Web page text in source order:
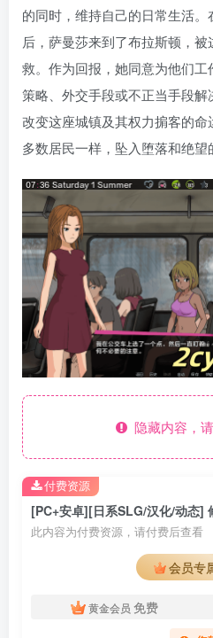
的同时，维持自己的日常生活
后，萨曼莎来到了布拉斯顿，
救。作为回报，她同意为他们工
策略、外交手段或不正当手段
改变这座城镇及其权力掮客的
多数居民一样，坠入堕落和绝望
隐藏内容，
此内容为付费资源，请付费后查看
会员专
黄金会员 免费
付费资源